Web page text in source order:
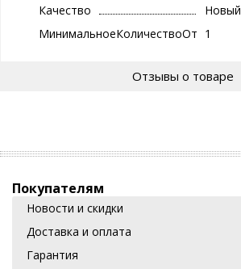
Качество
Новый
МинимальноеКоличествоОтгрузки
1
Отзывы о товаре
Покупателям
Новости и скидки
Доставка и оплата
Гарантия